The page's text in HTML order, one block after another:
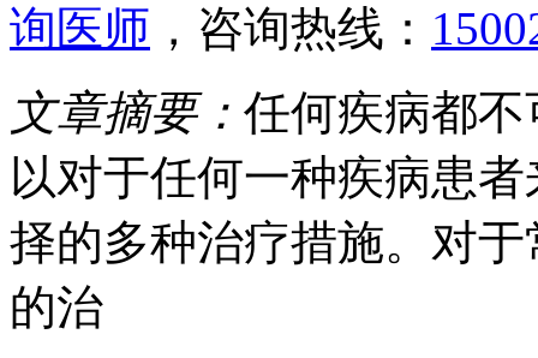
询医师 ，咨询热线：
文章摘要： 任何疾病都
以对于任何一种疾病患
择的多种治疗措施。对
的治